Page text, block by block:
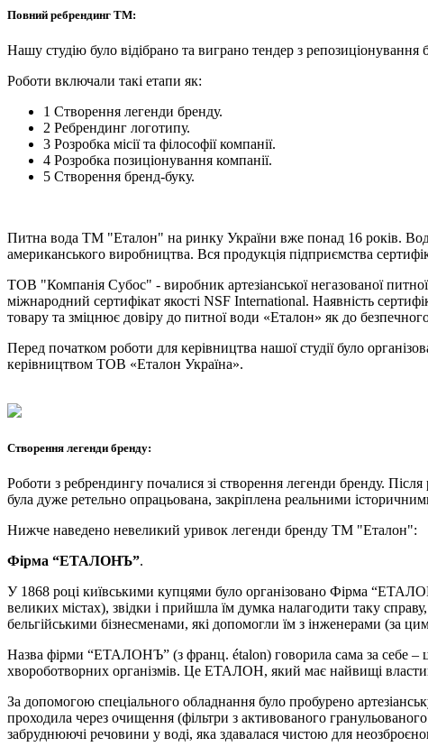
Повний ребрендинг ТМ:
Нашу студію було відібрано та виграно тендер з
Роботи включали такі етапи як:
1 Створення легенди бренду.
2 Ребрендинг логотипу.
3 Розробка місії та філософії компанії.
4 Розробка позиціонування компанії.
5 Створення бренд-буку.
Питна вода ТМ "Еталон" на ринку України вже понад 16 років.
американського виробництва. Вся продукція підприємства
ТОВ "Компанія Субос" - виробник артезіанської негазованої
міжнародний сертифікат якості NSF International. Наявність
товару та зміцнює довіру до питної води «Еталон» як до
Перед початком роботи для керівництва нашої студії було
керівництвом ТОВ «Еталон Україна».
Створення легенди бренду:
Роботи з ребрендингу почалися зі створення легенди бренду.
була дуже ретельно опрацьована, закріплена реальними
Нижче наведено невеликий уривок легенди бренду ТМ "Еталон":
Фірма “ЕТАЛОНЪ”.
У 1868 році київськими купцями було організовано Фірма
великих містах), звідки і прийшла їм думка налагодити таку
бельгійськими бізнесменами, які допомогли їм з інженерами (за
Назва фірми “ЕТАЛОНЪ” (з франц. étalon) говорила сама за себе –
хвороботворних організмів. Це ЕТАЛОН, який має найвищі
За допомогою спеціального обладнання було пробурено
проходила через очищення (фільтри з активованого
забруднюючі речовини у воді, яка здавалася чистою для